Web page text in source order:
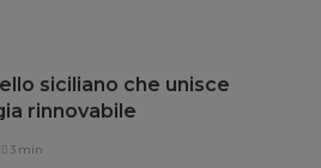
siciliano che unisce
rinnovabile
3 min